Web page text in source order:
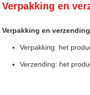
Verpakking en
Verpakking en
Verpakking: het
Verzending: het